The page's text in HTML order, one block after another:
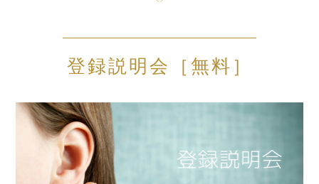
登録説明会［無料］